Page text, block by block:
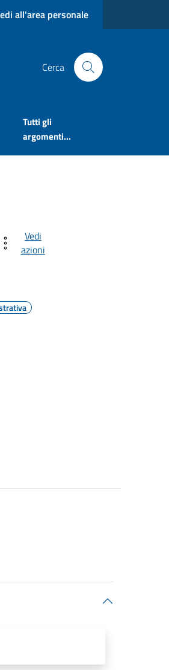
all'area personale
Cerca
Tutti gli
argomenti...
Vedi
azioni